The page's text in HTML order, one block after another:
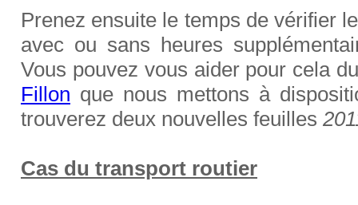
Prenez ensuite le temps de vérifier
avec ou sans heures
Vous pouvez vous aider pour cela
Fillon que nous mettons à
trouverez deux nouvelles feuilles
Cas du transport routier